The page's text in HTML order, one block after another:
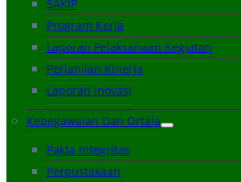
SAKIP
Program Kerja
Laporan Pelaksanaan Kegiatan
Perjanjian Kinerja
Laporan Inovasi
Kepegawaian Dan Ortala
Pakta Integritas
Perpustakaan